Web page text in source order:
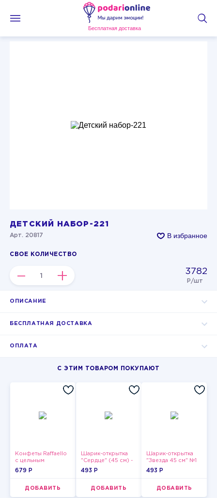
Бесплатная доставка
ДЕТСКИЙ НАБОР-221
Арт. 20817 В избранное
СВОЕ КОЛИЧЕСТВО
– + 3782
Р/шт
ОПИСАНИЕ
БЕСПЛАТНАЯ ДОСТАВКА
ОПЛАТА
С ЭТИМ ТОВАРОМ ПОКУПАЮТ
Конфеты Raffaello
с цельным
миндальным
обсыпке 150 г
679 P
ДОБАВИТЬ
Шарик-открытка
"Сердце" (45 см) -
2
493 P
ДОБАВИТЬ
Шарик-открытка
"Звезда 45 см" №1
493 P
ДОБАВИТЬ